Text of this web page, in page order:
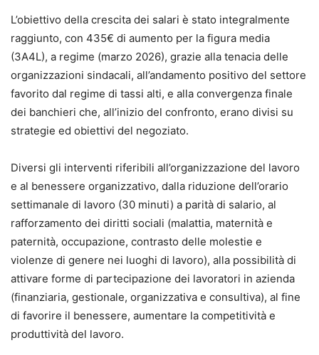
L’obiettivo della crescita dei salari è stato integralmente
raggiunto, con 435€ di aumento per la figura media
(3A4L), a regime (marzo 2026), grazie alla tenacia delle
organizzazioni sindacali, all’andamento positivo del settore
favorito dal regime di tassi alti, e alla convergenza finale
dei banchieri che, all’inizio del confronto, erano divisi su
strategie ed obiettivi del negoziato.
Diversi gli interventi riferibili all’organizzazione del lavoro
e al benessere organizzativo, dalla riduzione dell’orario
settimanale di lavoro (30 minuti) a parità di salario, al
rafforzamento dei diritti sociali (malattia, maternità e
paternità, occupazione, contrasto delle molestie e
violenze di genere nei luoghi di lavoro), alla possibilità di
attivare forme di partecipazione dei lavoratori in azienda
(finanziaria, gestionale, organizzativa e consultiva), al fine
di favorire il benessere, aumentare la competitività e
produttività del lavoro.